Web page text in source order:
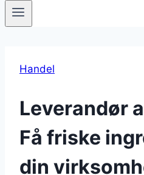
Handel
Leverandør
Få friske
din